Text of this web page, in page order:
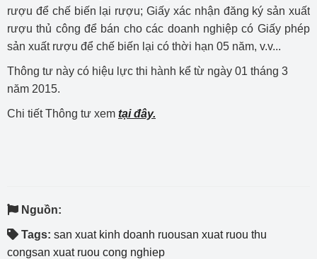
rượu để chế biến lại rượu; Giấy xác nhận đăng ký sản xuất
rượu thủ công để bán cho các doanh nghiệp có Giấy phép
sản xuất rượu để chế biến lại có thời hạn 05 năm, v.v...
Thông tư này có hiệu lực thi hành kể từ ngày 01 tháng 3
năm 2015.
Chi tiết Thông tư xem tại đây.
Nguồn:
Tags: san xuat kinh doanh ruousan xuat ruou thu
congsan xuat ruou cong nghiep